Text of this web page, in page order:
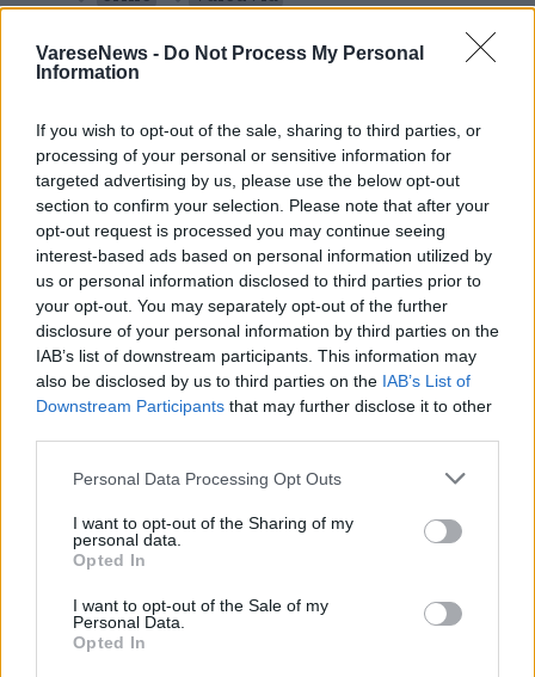
VareseNews - Do Not Process My Personal
Information
If you wish to opt-out of the sale, sharing to third parties, or
processing of your personal or sensitive information for
targeted advertising by us, please use the below opt-out
section to confirm your selection. Please note that after your
opt-out request is processed you may continue seeing
interest-based ads based on personal information utilized by
us or personal information disclosed to third parties prior to
your opt-out. You may separately opt-out of the further
disclosure of your personal information by third parties on the
IAB’s list of downstream participants. This information may
also be disclosed by us to third parties on the IAB’s List of
Downstream Participants that may further disclose it to other
Personal Data Processing Opt Outs
I want to opt-out of the Sharing of my
personal data.
Opted In
I want to opt-out of the Sale of my
Personal Data.
Opted In
Leggi l'articolo:
Un video incorona Orino “Perla della Valcuvia”
ADV
Commenti
Accedioregistrati